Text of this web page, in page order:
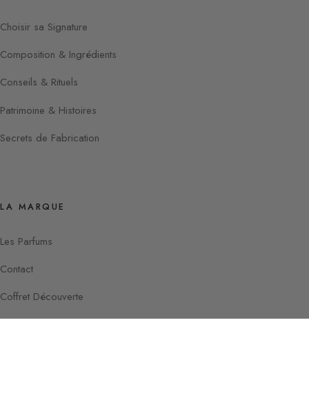
Choisir sa Signature
Composition & Ingrédients
Conseils & Rituels
Patrimoine & Histoires
Secrets de Fabrication
LA MARQUE
Les Parfums
Contact
Coffret Découverte